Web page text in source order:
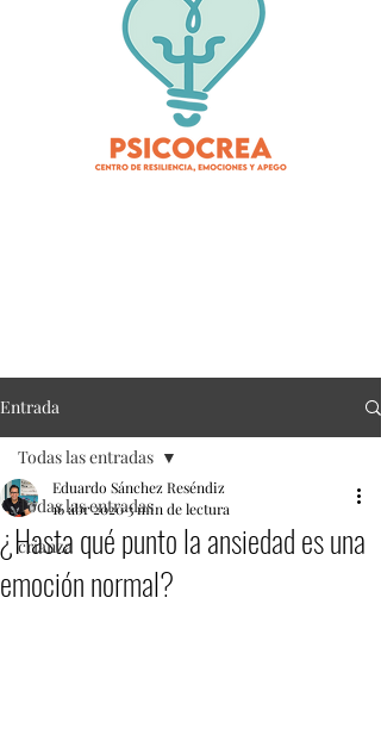
Entrada
Todas las entradas
crianza
Todas las entradas
¿Hasta qué punto la ansiedad es una
emoción normal?
Eduardo Sánchez Reséndiz
16 abr 20203 min de lectura